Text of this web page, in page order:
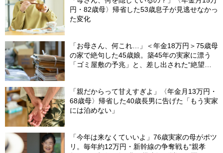
円・82歳母〉帰省した53歳息子が見逃せなかっ
た変化
「お母さん、何これ…」＜年金18万円＞75歳母
の家で絶句した45歳娘。築45年の実家に漂う
「ゴミ屋敷の予兆」と、差し出された“絶望の
「親だからって甘えすぎよ」〈年金月13万円・
68歳母〉帰省した40歳長男に告げた「もう実家
には泊めない」
「今年は来なくていいよ」76歳実家の母がポツ
リ。毎年約12万円・新幹線の争奪戦も“親孝